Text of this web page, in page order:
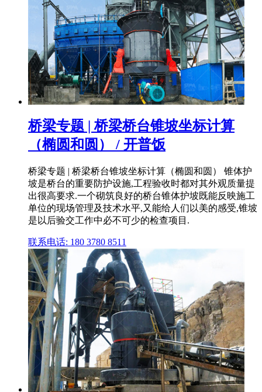
桥梁专题 | 桥梁桥台锥坡坐标计算
（椭圆和圆） / 开普饭
桥梁专题 | 桥梁桥台锥坡坐标计算（椭圆和圆） 锥体护
坡是桥台的重要防护设施,工程验收时都对其外观质量提
出很高要求.一个砌筑良好的桥台锥体护坡既能反映施工
单位的现场管理及技术水平,又能给人们以美的感受,锥坡
是以后验交工作中必不可少的检查项目.
联系电话: 180 3780 8511